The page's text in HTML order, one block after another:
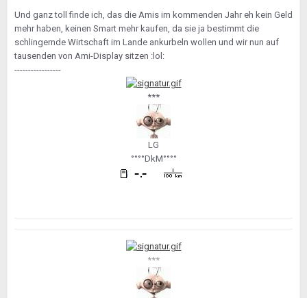
Und ganz toll finde ich, das die Amis im kommenden Jahr eh kein Geld
mehr haben, keinen Smart mehr kaufen, da sie ja bestimmt die
schlingernde Wirtschaft im Lande ankurbeln wollen und wir nun auf
tausenden von Ami-Display sitzen :lol:
-----------------
***
LG
°°°°DkM°°°°
***